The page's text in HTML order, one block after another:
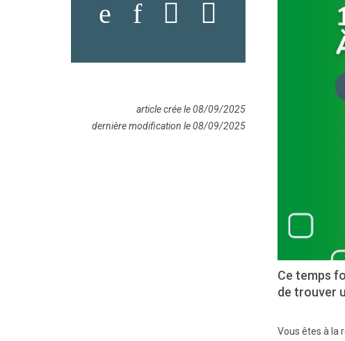
Ce temps
de trouver
Vous êtes à la
article crée le 08/09/2025
dernière modification le 08/09/2025